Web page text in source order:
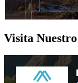
Visita